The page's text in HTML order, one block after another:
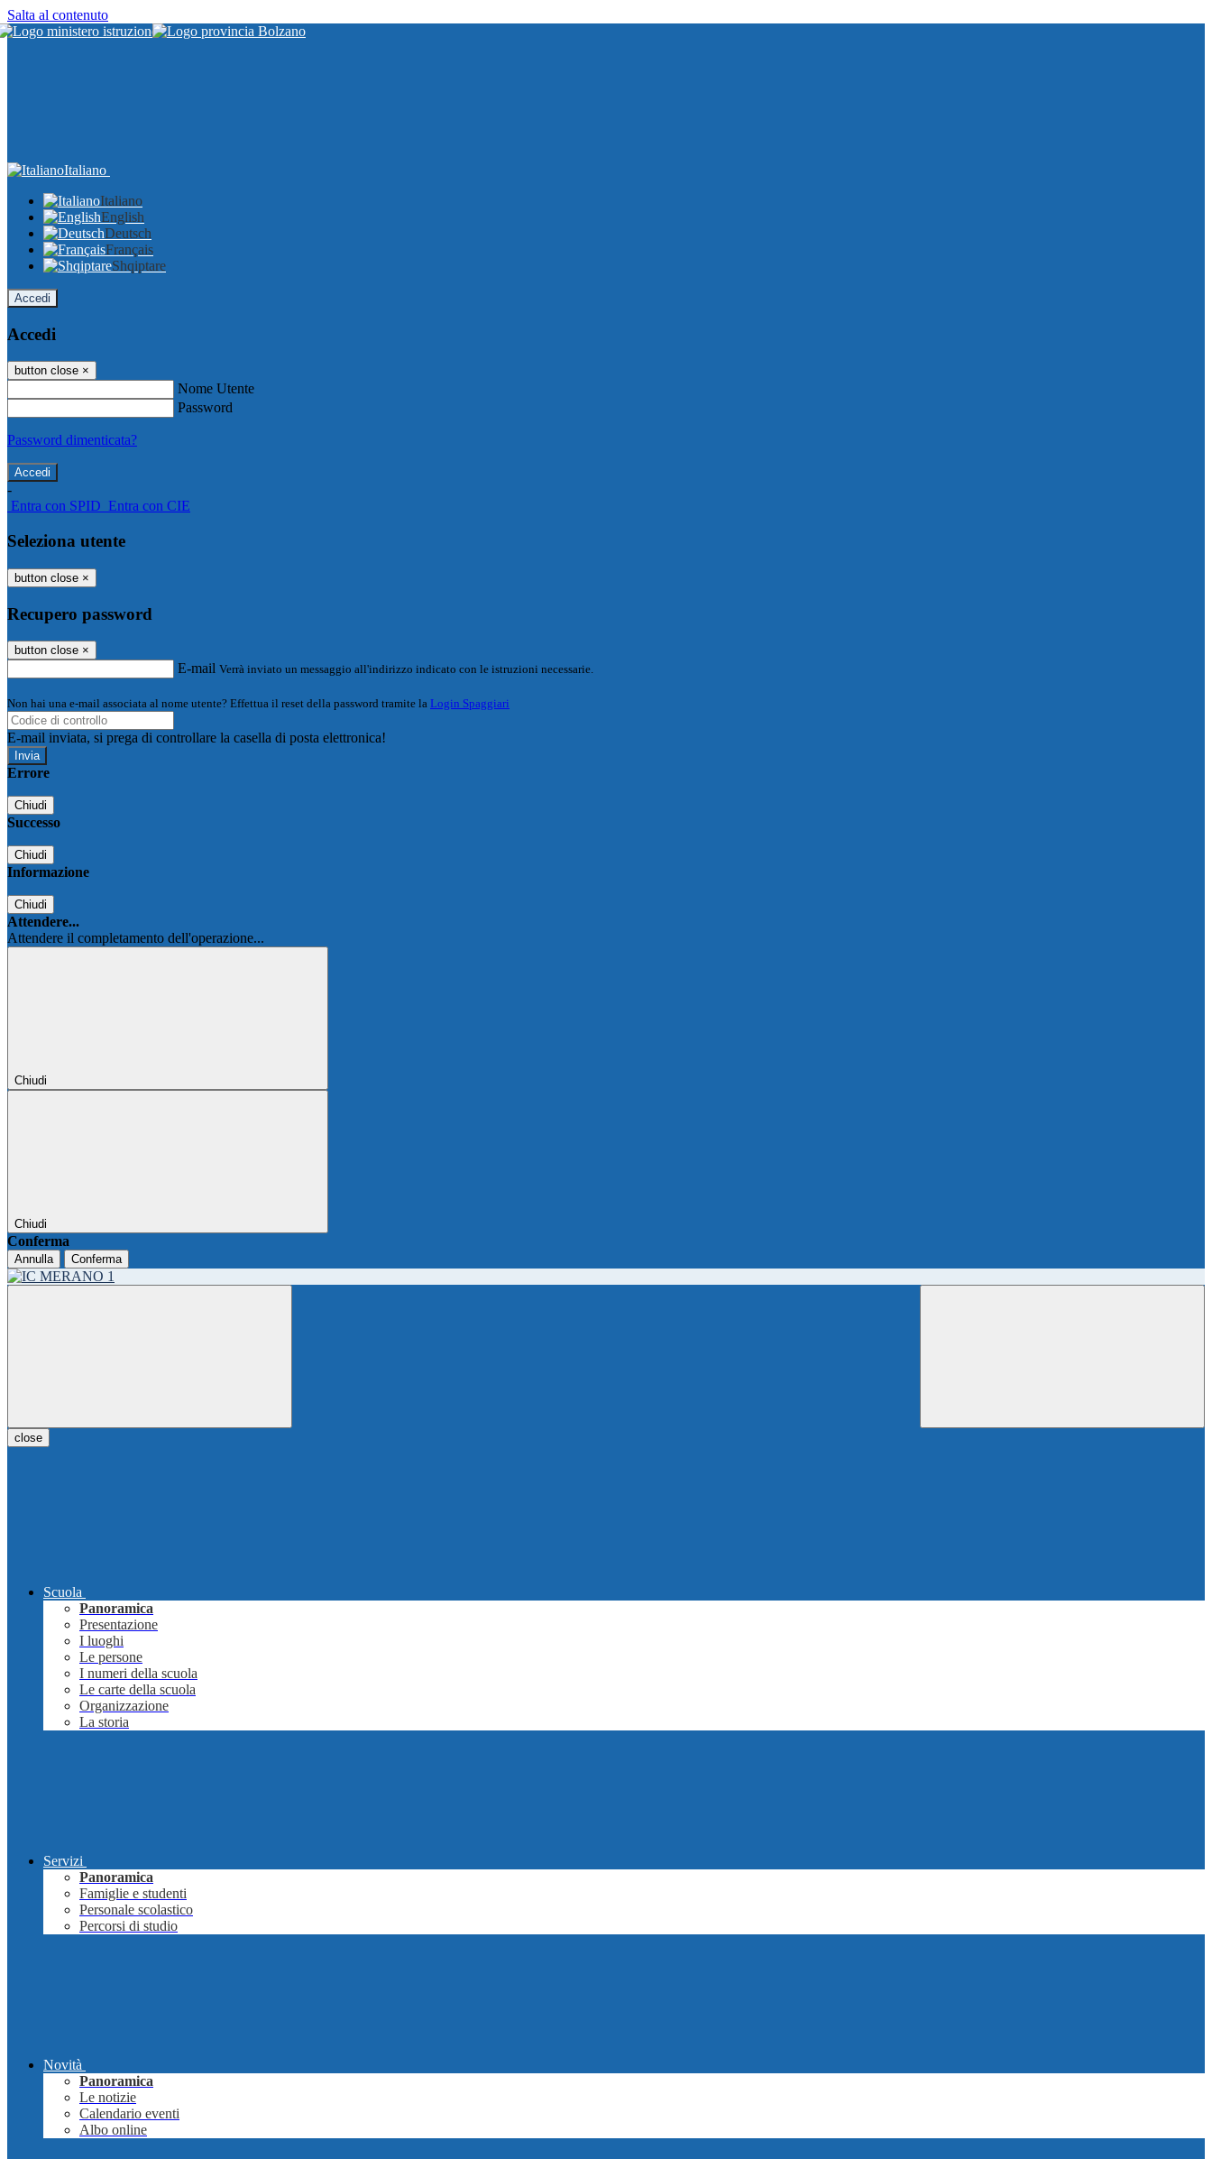
Salta al contenuto
Italiano
Italiano
English
Deutsch
Français
Shqiptare
Accedi
Accedi
button close ×
Nome Utente
Password
Password dimenticata?
-
Entra con SPID Entra con CIE
Seleziona utente
button close ×
Recupero password
button close ×
E-mail Verrà inviato un messaggio all'indirizzo indicato con le istruzioni necessarie.
Non hai una e-mail associata al nome utente? Effettua il reset della password tramite la Login Spaggiari
E-mail inviata, si prega di controllare la casella di posta elettronica!
Errore
Chiudi
Successo
Chiudi
Informazione
Chiudi
Attendere...
Attendere il completamento dell'operazione...
Chiudi
Chiudi
Conferma
Annulla Conferma
close
Scuola
Panoramica
Presentazione
I luoghi
Le persone
I numeri della scuola
Le carte della scuola
Organizzazione
La storia
Servizi
Panoramica
Famiglie e studenti
Personale scolastico
Percorsi di studio
Novità
Panoramica
Le notizie
Calendario eventi
Albo online